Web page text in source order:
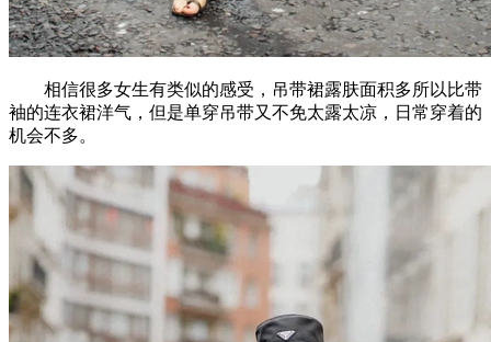
相信很多女生有类似的感受，吊带裙露肤面积多所以比带
袖的连衣裙洋气，但是单穿吊带又不免太露太凉，日常穿着的
机会不多。